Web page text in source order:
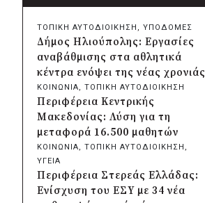
πριν από 2 μέρες
ιατροτεχνολογικός εξοπλισμός
και αναβάθμιση του ΚΕΦΙΑΠ
Καρδίτσας
πριν από 2 μέρες
Δήμος Αθηναίων: 651 δημότες
συμμετείχαν στις δράσεις
διατροφικής υποστήριξης
πριν από 2 μέρες
Συνεργασία Περιφέρειας
Κρήτης με Πανεπιστήμιο
Κρήτης και ΙΤΕ για φοιτητικές
ΤΟΠΙΚΗ ΑΥΤΟΔΙΟΙΚΗΣΗ , ΥΠΟΔΟΜΕΣ
Δήμος Ηλιούπολης: Εργασίες
αναβάθμισης στα αθλητικά
κέντρα ενόψει της νέας χρονιάς
ΚΟΙΝΩΝΙΑ, ΤΟΠΙΚΗ ΑΥΤΟΔΙΟΙΚΗΣΗ
Περιφέρεια Κεντρικής
Μακεδονίας: Λύση για τη
μεταφορά 16.500 μαθητών
ΚΟΙΝΩΝΙΑ, ΤΟΠΙΚΗ ΑΥΤΟΔΙΟΙΚΗΣΗ
ΥΓΕΙΑ
Περιφέρεια Στερεάς Ελλάδας:
Ενίσχυση του ΕΣΥ με 34 νέα